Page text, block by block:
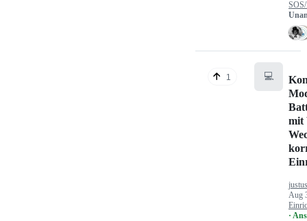
1 💻
mit
Aug
·